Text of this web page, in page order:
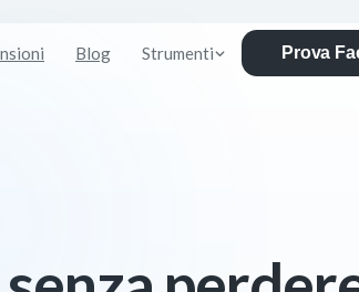
Blog Strumenti Prova